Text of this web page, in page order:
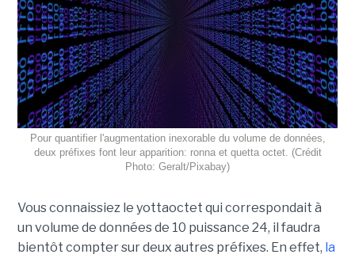
Pour quantifier l'augmentation inexorable du volume de données,
deux préfixes font leur apparition: ronna et quetta octet. (Crédit
Photo: Geralt/Pixabay)
Vous connaissiez le yottaoctet qui correspondait à
un volume de données de 10 puissance 24, il faudra
bientôt compter sur deux autres préfixes. En effet, la